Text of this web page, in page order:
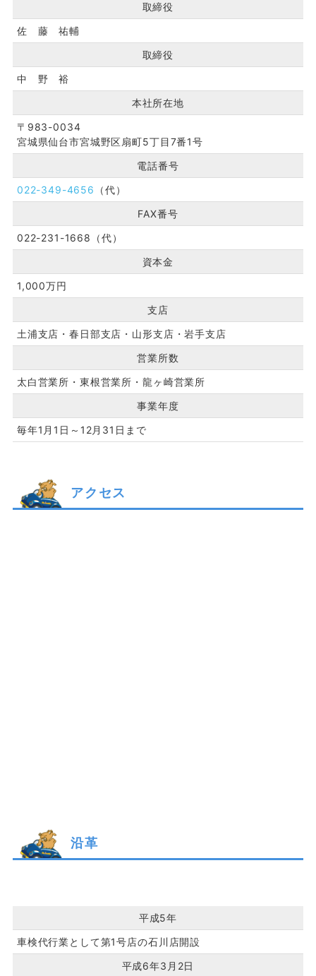
取締役
佐 藤 祐輔
取締役
中 野 裕
本社所在地
〒983-0034
宮城県仙台市宮城野区扇町5丁目7番1号
電話番号
022-349-4656
（代）
FAX番号
022-231-1668（代）
資本金
1,000万円
支店
土浦支店・春日部支店・山形支店・岩手支店
営業所数
太白営業所・東根営業所・龍ヶ崎営業所
事業年度
毎年1月1日～12月31日まで
アクセス
沿革
平成5年
車検代行業として第1号店の石川店開設
平成6年3月2日